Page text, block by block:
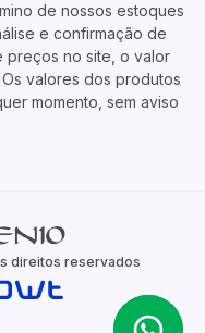
de nossos estoques
e confirmação de
preços no site, o valor
valores dos produtos
momento, sem aviso
direitos reservados